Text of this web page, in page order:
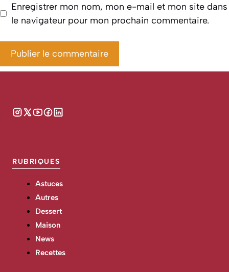
Enregistrer mon nom, mon e-mail et mon site dans
le navigateur pour mon prochain commentaire.
RUBRIQUES
Astuces
Autres
Dessert
Maison
News
Recettes